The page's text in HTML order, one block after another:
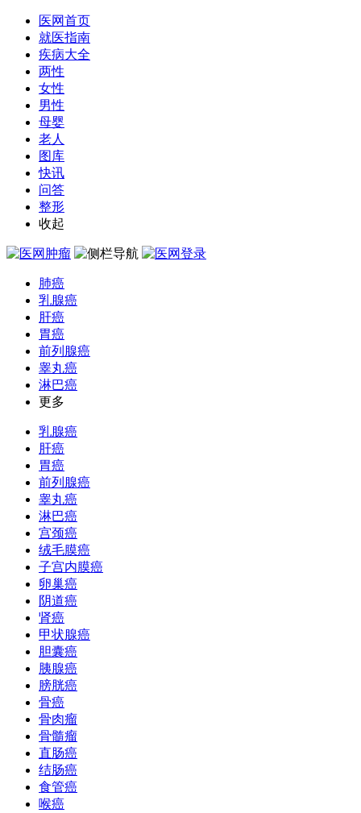
医网首页
就医指南
疾病大全
两性
女性
男性
母婴
老人
图库
快讯
问答
整形
收起
肺癌
乳腺癌
肝癌
胃癌
前列腺癌
睾丸癌
淋巴癌
更多
乳腺癌
肝癌
胃癌
前列腺癌
睾丸癌
淋巴癌
宫颈癌
绒毛膜癌
子宫内膜癌
卵巢癌
阴道癌
肾癌
甲状腺癌
胆囊癌
胰腺癌
膀胱癌
骨癌
骨肉瘤
骨髓瘤
直肠癌
结肠癌
食管癌
喉癌